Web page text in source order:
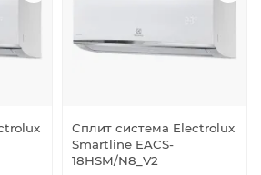
Сплит система Electrolux
Smartline EACS-
18HSM/N8_V2